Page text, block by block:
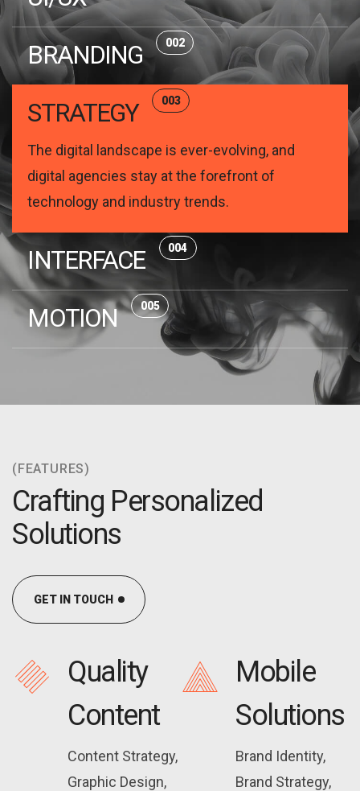
BRANDING 002
STRATEGY 003
The digital landscape is ever-evolving, and
digital agencies stay at the forefront of
technology and industry trends.
INTERFACE 004
MOTION 005
(FEATURES)
Crafting Personalized
Solutions
GET IN TOUCH
Quality
Content
Content Strategy,
Graphic Design,
Mobile
Solutions
Brand Identity,
Brand Strategy,